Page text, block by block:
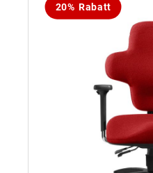
20% Rabatt